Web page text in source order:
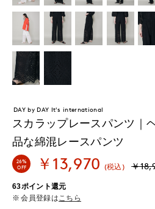
DAY by DAY It's international
スカラップレースパンツ｜
品な綿混レースパンツ
26%
OFF
￥13,970 (税込) ￥
63ポイント還元
会員登録は こちら